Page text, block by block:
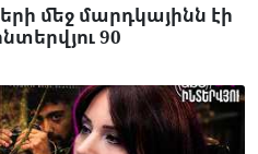
մեջ մարդկայինն էի
90